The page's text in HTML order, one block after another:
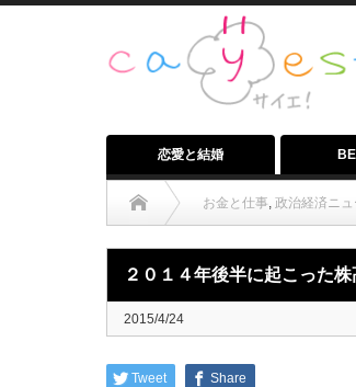
恋愛と結婚
お金と仕事, 政治経済ニュ
２０１４年後半に起こった
2015/4/24
Tweet Share